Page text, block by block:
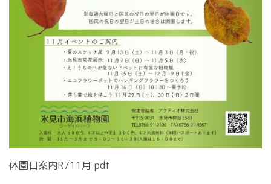
休園日案内R711月.pdf